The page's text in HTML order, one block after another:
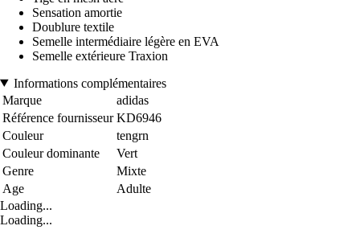
Sensation amortie
Doublure textile
Semelle intermédiaire légère en EVA
Semelle extérieure Traxion
Informations complémentaires
Marque
adidas
Référence fournisseur KD6946
Couleur
tengrn
Couleur dominante
Vert
Genre
Mixte
Age
Adulte
Loading...
Loading...